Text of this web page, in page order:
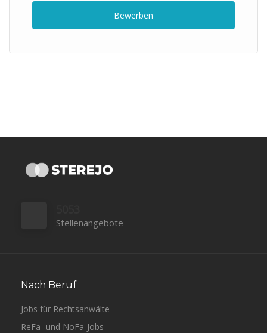
Bewerben
Stellenangebote
Nach Beruf
Jobs für Rechtsanwälte
ReFa- und NoFa-Jobs